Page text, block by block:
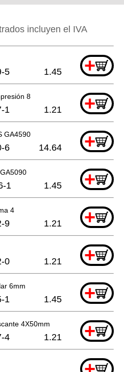
incluyen el IVA
+
5 1.45
8 +
1 1.21
GA4590 +
6 14.64
+
1 1.45
4 +
9 1.21
+
0 1.21
6mm +
1 1.45
4X50mm +
4 1.21